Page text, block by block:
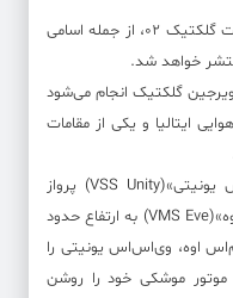
این شرکت گفت که جزئیات پرواز ماموریت گلکتیک ۰۲، از جمله اسامی
خواهد شد.
ویرجین گلکتیک انجام می‌شود
ایتالیا و یکی از مقامات
مشتریان با هواپیمای فضایی «وی‌اس‌اس یونیتی»(VSS Unity) پرواز
خواهند کرد که توسط هواگرد «وی‌ام‌اس اوه»(VMS Eve) به ارتفاع حدود
اوه، وی‌اس‌اس یونیتی را
موتور موشکی خود را روشن